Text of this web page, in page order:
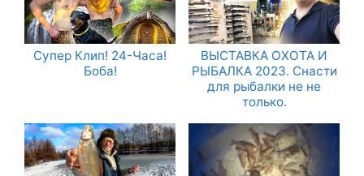
Супер Клип! 24-Часа!
Боба!
ВЫСТАВКА ОХОТА И
РЫБАЛКА 2023. Снасти
для рыбалки не не
только.